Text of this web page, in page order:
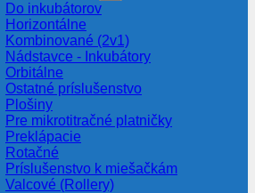
Do inkubátorov
Horizontálne
Kombinované (2v1)
Nádstavce - Inkubátory
Orbitálne
Ostatné príslušenstvo
Plošiny
Pre mikrotitračné platničky
Preklápacie
Rotačné
Príslušenstvo k miešačkám
Valcové (Rollery)